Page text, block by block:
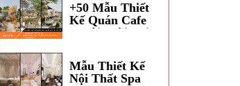
+50 Mẫu Thiết
Kế Quán Cafe
Ngoài Trời Tại
Mẫu Thiết Kế
Nội Thất Spa